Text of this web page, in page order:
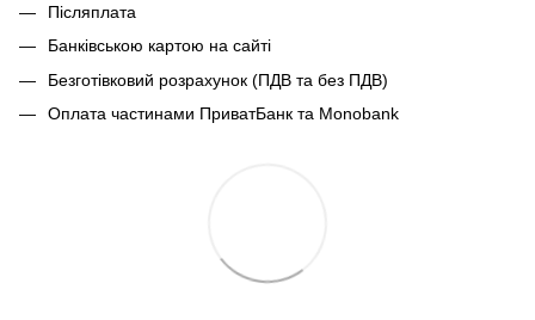
Післяплата
Банківською картою на сайті
Безготівковий розрахунок (ПДВ та без ПДВ)
Оплата частинами ПриватБанк та Monobank